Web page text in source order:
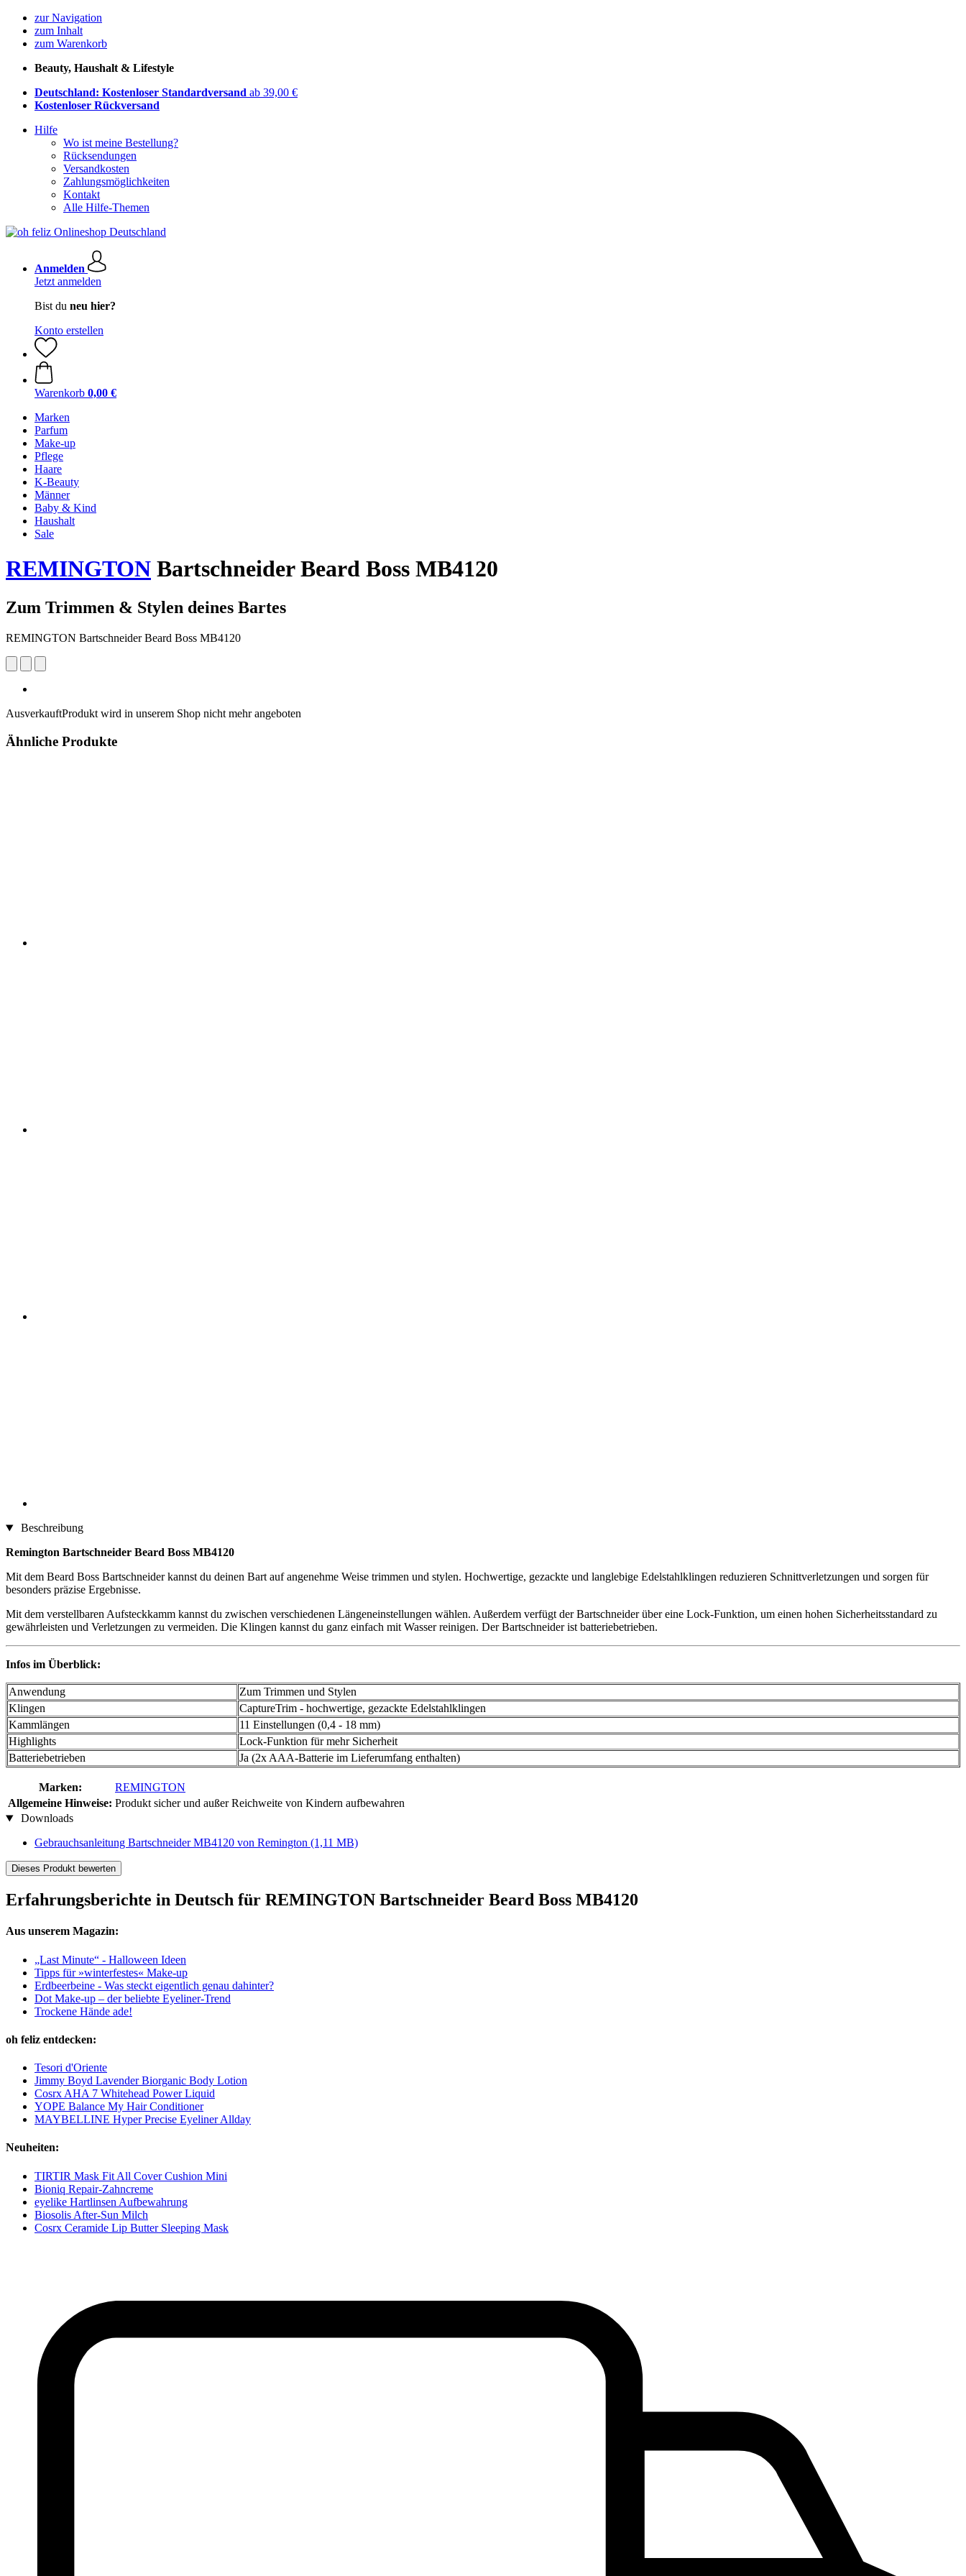
zur Navigation
zum Inhalt
zum Warenkorb
Beauty, Haushalt & Lifestyle
Deutschland: Kostenloser Standardversand ab 39,00 €
Kostenloser Rückversand
Hilfe
Wo ist meine Bestellung?
Rücksendungen
Versandkosten
Zahlungsmöglichkeiten
Kontakt
Alle Hilfe-Themen
Anmelden
Jetzt anmelden
Bist du neu hier?
Konto erstellen
Warenkorb 0,00 €
Marken
Parfum
Make-up
Pflege
Haare
K-Beauty
Männer
Baby & Kind
Haushalt
Sale
REMINGTON Bartschneider Beard Boss MB4120
Zum Trimmen & Stylen deines Bartes
REMINGTON Bartschneider Beard Boss MB4120
AusverkauftProdukt wird in unserem Shop nicht mehr angeboten
Ähnliche Produkte
Beschreibung
Remington Bartschneider Beard Boss MB4120
Mit dem Beard Boss Bartschneider kannst du deinen Bart auf angenehme Weise trimmen und stylen. Hochwertige, gezackte und langlebige Edelstahlklingen reduzieren Schnittverletzungen und sorgen für
besonders präzise Ergebnisse.
Mit dem verstellbaren Aufsteckkamm kannst du zwischen verschiedenen Längeneinstellungen wählen. Außerdem verfügt der Bartschneider über eine Lock-Funktion, um einen hohen Sicherheitsstandard zu
gewährleisten und Verletzungen zu vermeiden. Die Klingen kannst du ganz einfach mit Wasser reinigen. Der Bartschneider ist batteriebetrieben.
Infos im Überblick:
Anwendung
Zum Trimmen und Stylen
Klingen
CaptureTrim - hochwertige, gezackte Edelstahlklingen
Kammlängen
11 Einstellungen (0,4 - 18 mm)
Highlights
Lock-Funktion für mehr Sicherheit
Batteriebetrieben
Ja (2x AAA-Batterie im Lieferumfang enthalten)
Marken:
REMINGTON
Allgemeine Hinweise: Produkt sicher und außer Reichweite von Kindern aufbewahren
Downloads
Gebrauchsanleitung Bartschneider MB4120 von Remington (1,11 MB)
Dieses Produkt bewerten
Erfahrungsberichte in Deutsch für REMINGTON Bartschneider Beard Boss MB4120
Aus unserem Magazin:
„Last Minute“ - Halloween Ideen
Tipps für »winterfestes« Make-up
Erdbeerbeine - Was steckt eigentlich genau dahinter?
Dot Make-up – der beliebte Eyeliner-Trend
Trockene Hände ade!
oh feliz entdecken:
Tesori d'Oriente
Jimmy Boyd Lavender Biorganic Body Lotion
Cosrx AHA 7 Whitehead Power Liquid
YOPE Balance My Hair Conditioner
MAYBELLINE Hyper Precise Eyeliner Allday
Neuheiten:
TIRTIR Mask Fit All Cover Cushion Mini
Bioniq Repair-Zahncreme
eyelike Hartlinsen Aufbewahrung
Biosolis After-Sun Milch
Cosrx Ceramide Lip Butter Sleeping Mask